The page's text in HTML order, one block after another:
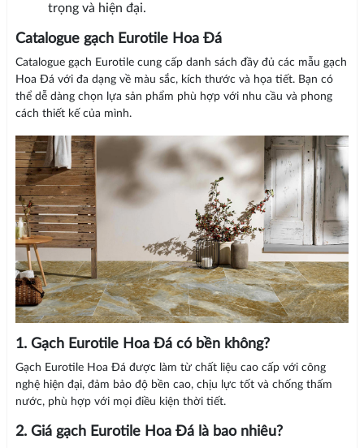
trọng và hiện đại.
Catalogue gạch Eurotile Hoa Đá
Catalogue gạch Eurotile cung cấp danh sách đầy đủ các mẫu gạch
Hoa Đá với đa dạng về màu sắc, kích thước và họa tiết. Bạn có
thể dễ dàng chọn lựa sản phẩm phù hợp với nhu cầu và phong
cách thiết kế của mình.
1. Gạch Eurotile Hoa Đá có bền không?
Gạch Eurotile Hoa Đá được làm từ chất liệu cao cấp với công
nghệ hiện đại, đảm bảo độ bền cao, chịu lực tốt và chống thấm
nước, phù hợp với mọi điều kiện thời tiết.
2. Giá gạch Eurotile Hoa Đá là bao nhiêu?